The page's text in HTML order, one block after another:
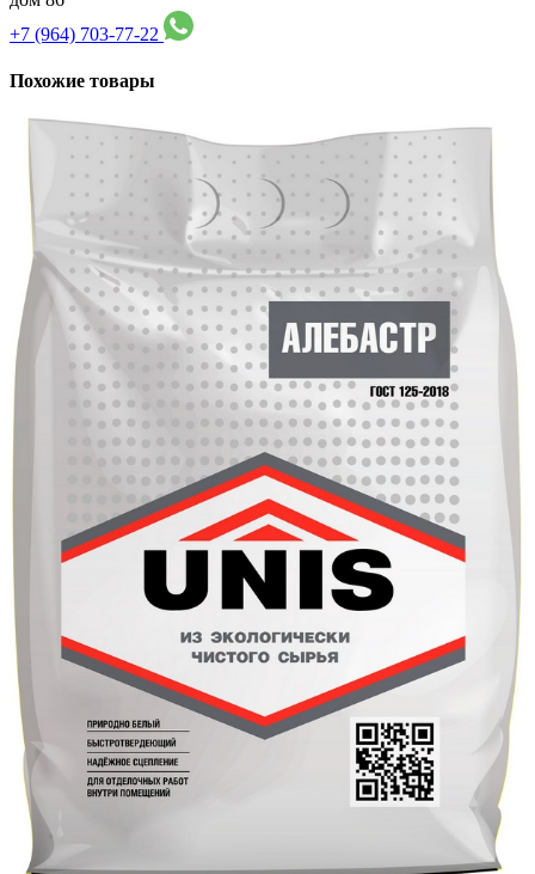
+7 (964) 703-77-22
Похожие товары